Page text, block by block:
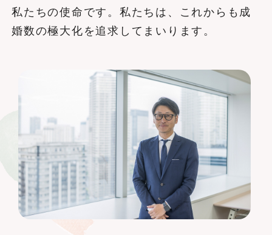
私たちの使命です。私たちは、これからも成
婚数の極大化を追求してまいります。